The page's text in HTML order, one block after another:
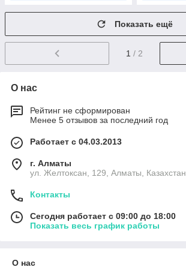
Показать ещё
1 / 2
О нас
Рейтинг не сформирован
Менее 5 отзывов за последний год
Работает с 04.03.2013
г. Алматы
ул. Желтоксан, 129, Алматы, Казахстан
Контакты
Сегодня работает с 09:00 до 18:00
Показать весь график работы
О нас